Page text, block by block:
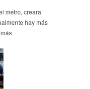
metro, creara
hay más